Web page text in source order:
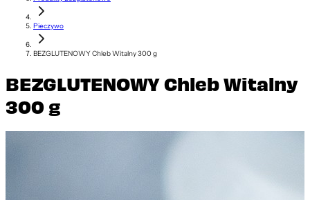
Pieczywo
BEZGLUTENOWY Chleb Witalny 300 g
BEZGLUTENOWY Chleb Witalny
300 g